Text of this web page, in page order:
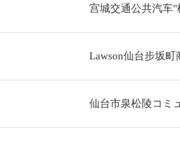
宫城交通公共汽车
Lawson仙台步坂町
仙台市泉松陵コミ